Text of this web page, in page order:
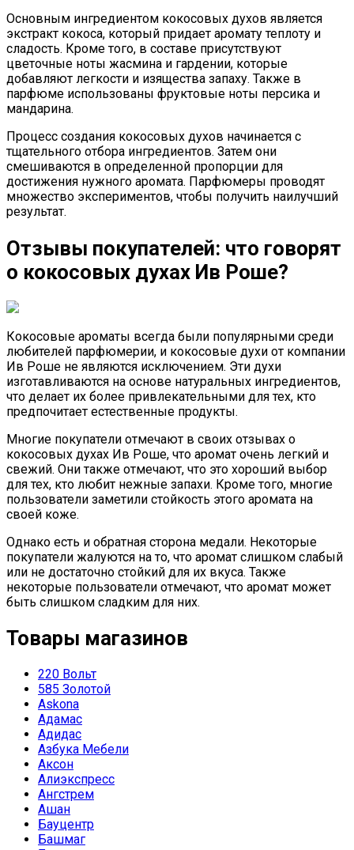
Основным ингредиентом кокосовых духов является
экстракт кокоса, который придает аромату теплоту и
сладость. Кроме того, в составе присутствуют
цветочные ноты жасмина и гардении, которые
добавляют легкости и изящества запаху. Также в
парфюме использованы фруктовые ноты персика и
мандарина.
Процесс создания кокосовых духов начинается с
тщательного отбора ингредиентов. Затем они
смешиваются в определенной пропорции для
достижения нужного аромата. Парфюмеры проводят
множество экспериментов, чтобы получить наилучший
результат.
Отзывы покупателей: что говорят
о кокосовых духах Ив Роше?
Кокосовые ароматы всегда были популярными среди
любителей парфюмерии, и кокосовые духи от компании
Ив Роше не являются исключением. Эти духи
изготавливаются на основе натуральных ингредиентов,
что делает их более привлекательными для тех, кто
предпочитает естественные продукты.
Многие покупатели отмечают в своих отзывах о
кокосовых духах Ив Роше, что аромат очень легкий и
свежий. Они также отмечают, что это хороший выбор
для тех, кто любит нежные запахи. Кроме того, многие
пользователи заметили стойкость этого аромата на
своей коже.
Однако есть и обратная сторона медали. Некоторые
покупатели жалуются на то, что аромат слишком слабый
или не достаточно стойкий для их вкуса. Также
некоторые пользователи отмечают, что аромат может
быть слишком сладким для них.
Товары магазинов
220 Вольт
585 Золотой
Askona
Адамас
Адидас
Азбука Мебели
Аксон
Алиэкспресс
Ангстрем
Ашан
Бауцентр
Башмаг